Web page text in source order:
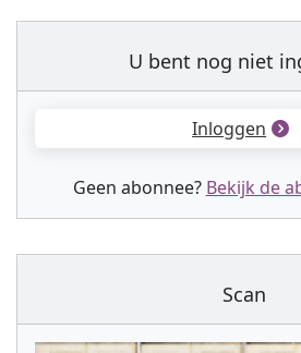
U bent nog niet
Inloggen
Geen abonnee? Bekijk de
Scan